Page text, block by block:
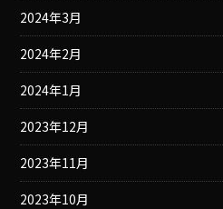
2024年3月
2024年2月
2024年1月
2023年12月
2023年11月
2023年10月